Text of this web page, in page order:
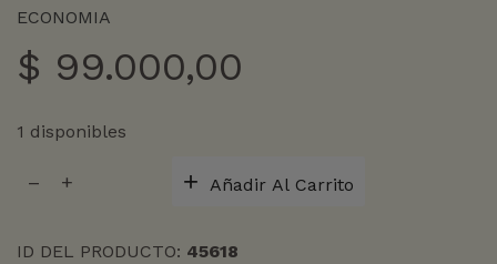
ECONOMIA
$ 99.000,00
1 disponibles
Añadir Al Carrito
ID DEL PRODUCTO: 45618